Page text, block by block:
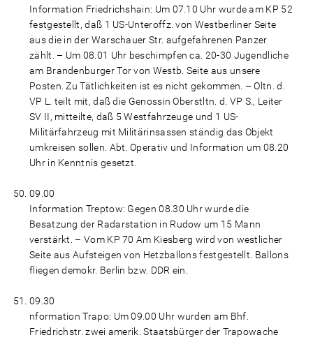
Information Friedrichshain: Um 07.10 Uhr wurde am KP 52
festgestellt, daß 1 US-Unteroffz. von Westberliner Seite
aus die in der Warschauer Str. aufgefahrenen Panzer
zählt. – Um 08.01 Uhr beschimpfen ca. 20-30 Jugendliche
am Brandenburger Tor von Westb. Seite aus unsere
Posten. Zu Tätlichkeiten ist es nicht gekommen. – Oltn. d.
VP L. teilt mit, daß die Genossin Oberstltn. d. VP S., Leiter
SV II, mitteilte, daß 5 Westfahrzeuge und 1 US-
Militärfahrzeug mit Militärinsassen ständig das Objekt
umkreisen sollen. Abt. Operativ und Information um 08.20
Uhr in Kenntnis gesetzt.
09.00
Information Treptow: Gegen 08.30 Uhr wurde die
Besatzung der Radarstation in Rudow um 15 Mann
verstärkt. – Vom KP 70 Am Kiesberg wird von westlicher
Seite aus Aufsteigen von Hetzballons festgestellt. Ballons
fliegen demokr. Berlin bzw. DDR ein.
09.30
nformation Trapo: Um 09.00 Uhr wurden am Bhf.
Friedrichstr. zwei amerik. Staatsbürger der Trapowache